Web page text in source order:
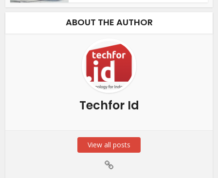
ABOUT THE AUTHOR
Techfor Id
View all posts